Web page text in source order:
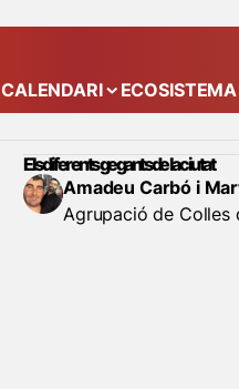
CALENDARI Mostra el submenú
ECOSISTEMA
Els diferents gegants de la ciutat
Amadeu Carbó i
Agrupació de Colles